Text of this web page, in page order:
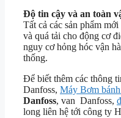
Độ tin cậy và an toàn
Tất cả các sản phẩm
và quá tải cho động cơ
nguy cơ hỏng hóc vận
thống.
Để biết thêm các thông
Danfoss, Máy Bơm
Danfoss, van Danfoss,
long liên hệ tới công ty